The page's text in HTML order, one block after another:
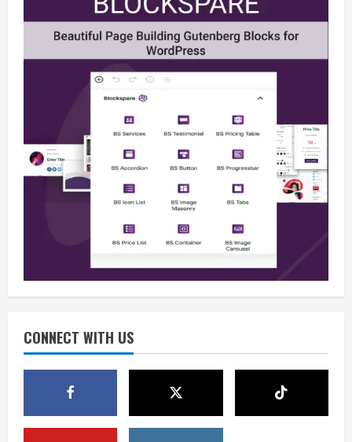
CONNECT WITH US
Berita
BMP Kecam Aksi KNPB, Serukan
Persatuan Demi Papua yang Kondusif
August 6, 2026
3
Perang Algoritma AI Makin Kompleks,
Digital
August 6, 2026
Pemerintah Perkuat Ekosistem Media
Digital Nasional Hadapi Perang
Algoritma AI